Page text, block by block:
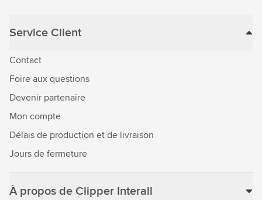
Service Client
Contact
Foire aux questions
Devenir partenaire
Mon compte
Délais de production et de livraison
Jours de fermeture
À propos de Clipper Interall